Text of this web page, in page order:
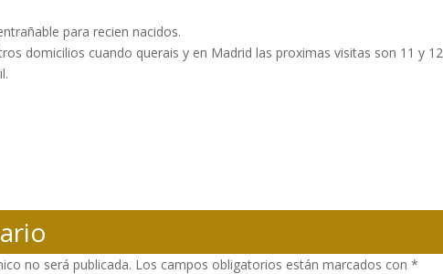
para recien nacidos.
domicilios cuando querais y en Madrid las proximas visitas son 11 y 12
no será publicada. Los campos obligatorios están marcados con*